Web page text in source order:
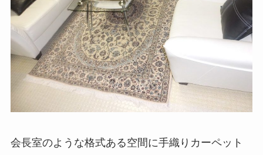
会長室のような格式ある空間に手織りカーペット